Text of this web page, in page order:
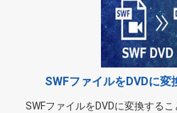
SWFファイルをDVDに
SWFファイルをDVDに変換する